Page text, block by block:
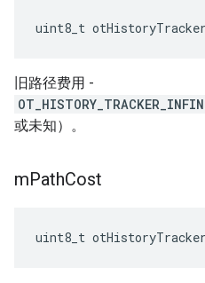
uint8_t
旧路径费用 -
或未知）。
mPathCost
uint8_t